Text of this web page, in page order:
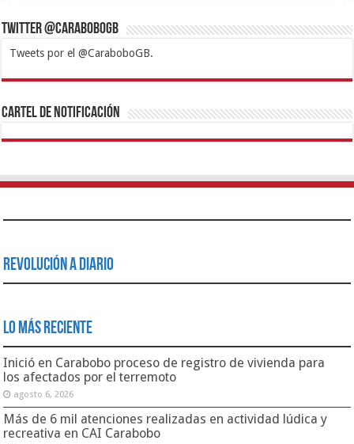
Twitter @CaraboboGB
Tweets por el @CaraboboGB.
1xbetBetturkeyBetistKralbetSupertotobetTipobetMatadorbetMariobet
https://mvbcasino.com/
Cartel de Notificación
Revolución a Diario
Lo Más Reciente
Inició en Carabobo proceso de registro de vivienda para
los afectados por el terremoto
agosto 6, 2026
Más de 6 mil atenciones realizadas en actividad lúdica y
recreativa en CAI Carabobo